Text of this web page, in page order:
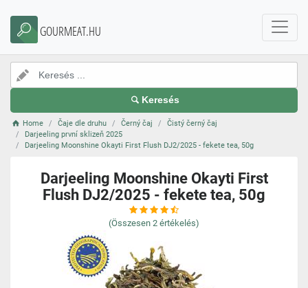
GOURMEAT.HU
Keresés
Home Čaje dle druhu Černý čaj
Čistý černý čaj
Darjeeling první sklizeň 2025
Darjeeling Moonshine Okayti First Flush DJ2/2025 - fekete tea, 50g
Darjeeling Moonshine Okayti First
Flush DJ2/2025 - fekete tea, 50g
(Összesen 2 értékelés)